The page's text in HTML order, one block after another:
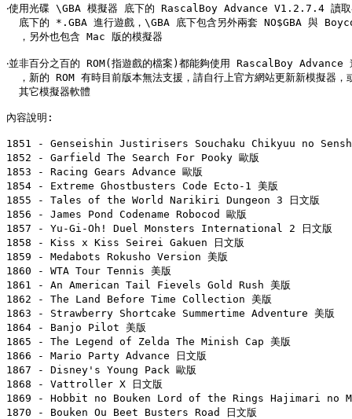
‧使用光碟 \GBA 模擬器 底下的 RascalBoy Advance V1.2.7.4 讀取
底下的 *.GBA 進行遊戲，\GBA 底下包含另外兩套 NO$GBA 與
  ，另外也包含 Mac 版的模擬器
‧並非百分之百的 ROM(指遊戲的檔案)都能夠使用 RascalBoy Advance
，新的 ROM 有時目前版本無法支援，請自行上官方網站更新新模擬器，
  其它模擬器軟體
內容說明:
1851 - Genseishin Justirisers Souchaku Chikyuu no
1852 - Garfield The Search For Pooky 歐版
1853 - Racing Gears Advance 歐版
1854 - Extreme Ghostbusters Code Ecto-1 美版
1855 - Tales of the World Narikiri Dungeon 3 日文版
1856 - James Pond Codename Robocod 歐版
1857 - Yu-Gi-Oh! Duel Monsters International 2 日文版
1858 - Kiss x Kiss Seirei Gakuen 日文版
1859 - Medabots Rokusho Version 美版
1860 - WTA Tour Tennis 美版
1861 - An American Tail Fievels Gold Rush 美版
1862 - The Land Before Time Collection 美版
1863 - Strawberry Shortcake Summertime Adventure 美版
1864 - Banjo Pilot 美版
1865 - The Legend of Zelda The Minish Cap 美版
1866 - Mario Party Advance 日文版
1867 - Disney's Young Pack 歐版
1868 - Vattroller X 日文版
1869 - Hobbit no Bouken Lord of the Rings Hajimari no
1870 - Bouken Ou Beet Busters Road 日文版